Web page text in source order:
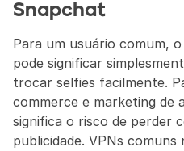
Snapchat
Para um usuário comum,
pode significar
trocar selfies facilmente.
commerce e marketing de
significa o risco de perder
publicidade. VPNs